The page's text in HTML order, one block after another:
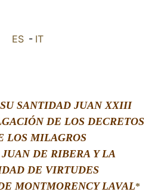
ES- IT
SANTIDAD JUAN XXIII
DE LOS DECRETOS
LOS MILAGROS
DE RIBERA Y LA
DE VIRTUDES
MONTMORENCY LAVAL*